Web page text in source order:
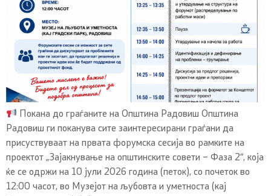
Покана до граѓаните на Општина Радовиш Општина
Радовиш ги поканува сите заинтересирани граѓани да
присуствуваат на првата форумска сесија во рамките на
проектот „Зајакнување на општинските совети – Фаза 2“, која
ќе се одржи на 10 јули 2026 година (петок), со почеток во
12:00 часот, во Музејот на љубовта и уметноста (кај